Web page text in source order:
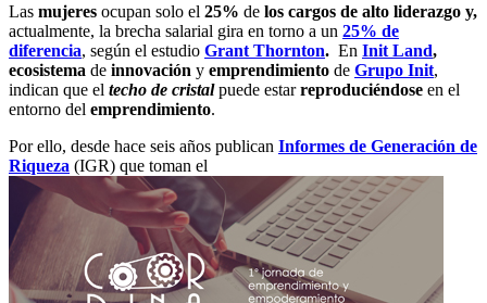
Las mujeres ocupan solo el 25% de los cargos de alto liderazgo y,
actualmente, la brecha salarial gira en torno a un 25% de
diferencia, según el estudio Grant Thornton. En Init Land,
ecosistema de innovación y emprendimiento de Grupo Init,
indican que el techo de cristalpuede estarreproduciéndose en el
entorno del emprendimiento.
Por ello, desde hace seis años publican Informes de Generación de
Riqueza (IGR) que toman el